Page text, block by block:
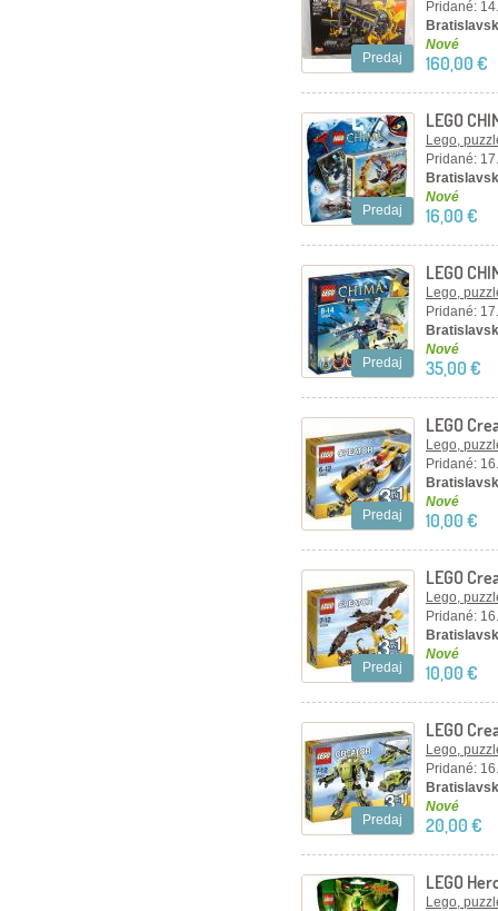
Predaj
Pridané:
Nové
160,00 €
Predaj
LEGO
Lego,
Pridané:
Nové
16,00 €
Predaj
LEGO
Lego,
Pridané:
Nové
35,00 €
Predaj
LEGO
Lego,
Pridané:
Nové
10,00 €
Predaj
LEGO
Lego,
Pridané:
Nové
10,00 €
Predaj
LEGO
Lego,
Pridané:
Nové
20,00 €
LEGO
Lego,